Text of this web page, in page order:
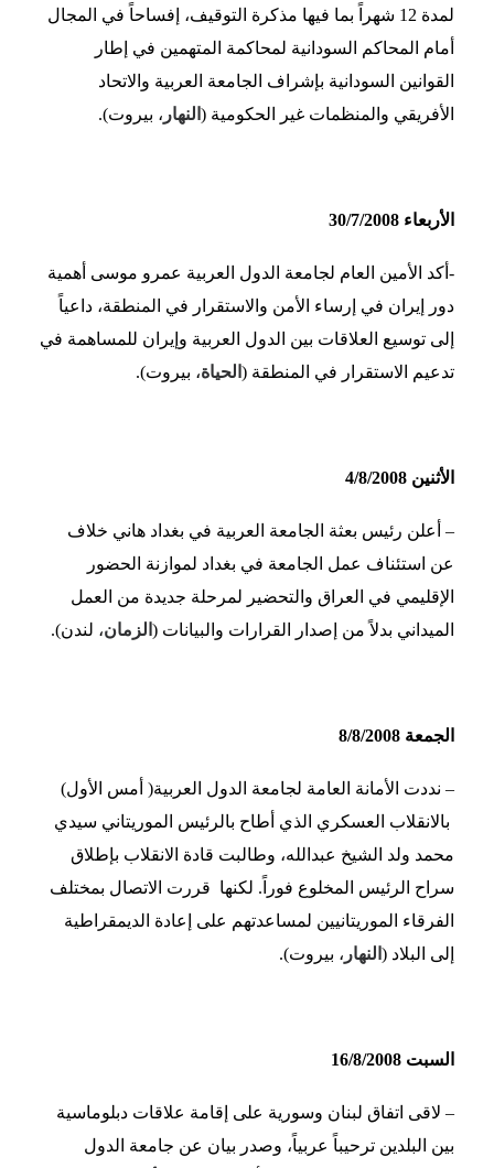
لمدة 12 شهراً بما فيها مذكرة التوقيف، إفساحاً في المجال
أمام المحاكم السودانية لمحاكمة المتهمين في إطار
القوانين السودانية بإشراف الجامعة العربية والاتحاد
الأفريقي والمنظمات غير الحكومية ( النهار ، بيروت).
الأربعاء 30/7/2008
-أكد الأمين العام لجامعة الدول العربية عمرو موسى أهمية
دور إيران في إرساء الأمن والاستقرار في المنطقة، داعياً
إلى توسيع العلاقات بين الدول العربية وإيران للمساهمة في
تدعيم الاستقرار في المنطقة ( الحياة، بيروت).
الأثنين 4/8/2008
– أعلن رئيس بعثة الجامعة العربية في بغداد هاني خلاف
عن استئناف عمل الجامعة في بغداد لموازنة الحضور
الإقليمي في العراق والتحضير لمرحلة جديدة من العمل
الميداني بدلاً من إصدار القرارات والبيانات ( الزمان، لندن).
الجمعة 8/8/2008
– نددت الأمانة العامة لجامعة الدول العربية( أمس الأول)
بالانقلاب العسكري الذي أطاح بالرئيس الموريتاني سيدي
محمد ولد الشيخ عبدالله، وطالبت قادة الانقلاب بإطلاق
سراح الرئيس المخلوع فوراً. لكنها قررت الاتصال بمختلف
الفرقاء الموريتانيين لمساعدتهم على إعادة الديمقراطية
إلى البلاد ( النهار ، بيروت).
السبت 16/8/2008
– لاقى اتفاق لبنان وسورية على إقامة علاقات دبلوماسية
بين البلدين ترحيباً عربياً، وصدر بيان عن جامعة الدول